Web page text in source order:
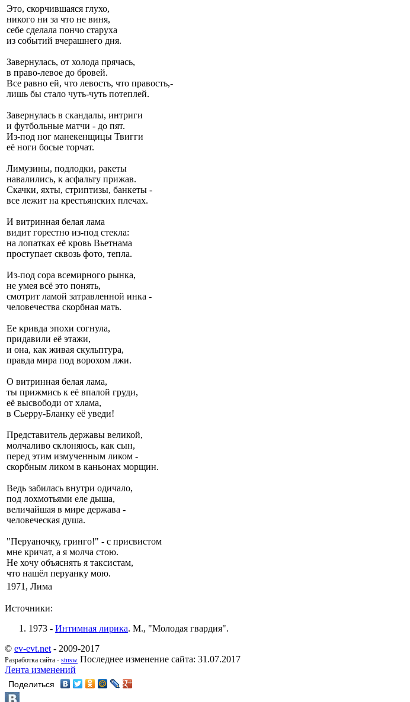
Это, скорчившаяся глухо,
никого ни за что не виня,
себе сделала пончо старуха
из событий вчерашнего дня.
Завернулась, от холода прячась,
в право-левое до бровей.
Все равно ей, что левость, что правость,-
лишь бы стало чуть-чуть потеплей.
Завернулась в скандалы, интриги
и футбольные матчи - до пят.
Из-под ног манекенщицы Твигги
её ноги босые торчат.
Лимузины, подлодки, ракеты
навалились, к асфальту прижав.
Скачки, яхты, стриптизы, банкеты -
все лежит на крестьянских плечах.
И витринная белая лама
видит горестно из-под стекла:
на лопатках её кровь Вьетнама
проступает сквозь фото, тепла.
Из-под сора всемирного рынка,
не умея всё это понять,
смотрит ламой затравленной инка -
человечества скорбная мать.
Ее кривда эпохи согнула,
придавили её этажи,
и она, как живая скульптура,
правда мира под ворохом лжи.
О витринная белая лама,
ты прижмись к её впалой груди,
её высвободи от хлама,
в Сьерру-Бланку её уведи!
Представитель державы великой,
молчаливо склоняюсь, как сын,
перед этим измученным ликом -
скорбным ликом в каньонах морщин.
Ведь забилась внутри одичало,
под лохмотьями еле дыша,
величайшая в мире держава -
человеческая душа.
"Перуаночку, гринго!" - с присвистом
мне кричат, а я молча стою.
Не хочу объяснять я таксистам,
что нашёл перуанку мою.
1971, Лима
Источники:
1973 - Интимная лирика. М., "Молодая гвардия".
© ev-evt.net - 2009-2017
Разработка сайта - stnsw Последнее изменение сайта: 31.07.2017
Лента изменений
Поделиться